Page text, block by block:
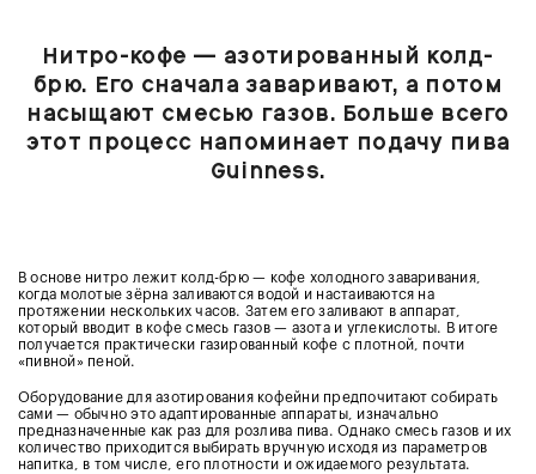
Нитро-кофе — азотированный колд-
брю. Его сначала заваривают, а потом
насыщают смесью газов. Больше всего
этот процесс напоминает подачу пива
Guinness.
В основе нитро лежит колд-брю — кофе холодного заваривания,
когда молотые зёрна заливаются водой и настаиваются на
протяжении нескольких часов. Затем его заливают в аппарат,
который вводит в кофе смесь газов — азота и углекислоты. В итоге
получается практически газированный кофе с плотной, почти
«пивной» пеной.
Оборудование для азотирования кофейни предпочитают собирать
сами — обычно это адаптированные аппараты, изначально
предназначенные как раз для розлива пива. Однако смесь газов и их
количество приходится выбирать вручную исходя из параметров
напитка, в том числе, его плотности и ожидаемого результата.